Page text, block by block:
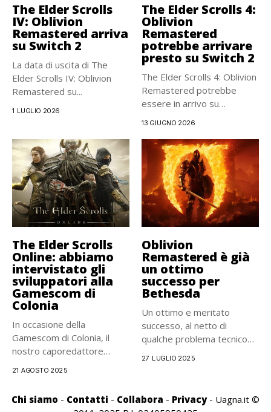
The Elder Scrolls
IV: Oblivion
Remastered arriva
su Switch 2
La data di uscita di The
Elder Scrolls IV: Oblivion
Remastered su...
1 LUGLIO 2026
The Elder Scrolls 4:
Oblivion
Remastered
potrebbe arrivare
presto su Switch 2
The Elder Scrolls 4: Oblivion
Remastered potrebbe
essere in arrivo su
13 GIUGNO 2026
The Elder Scrolls
Online: abbiamo
intervistato gli
sviluppatori alla
Gamescom di
Colonia
In occasione della
Gamescom di Colonia, il
nostro caporedattore
21 AGOSTO 2025
Oblivion
Remastered è già
un ottimo
successo per
Bethesda
Un ottimo e meritato
successo, al netto di
qualche problema tecnico
27 LUGLIO 2025
Chi siamo - Contatti - Collabora - Privacy- Uagna.it ©